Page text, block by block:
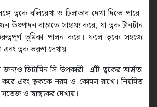
ত্বকে বলিরেখা ও ঢিলাভাব দেখা দিতে পারে।
উৎপাদন বাড়াতে সাহায্য করে, যা ত্বক টানটান
ভূমিকা পালন করে। ফলে ত্বকে সহজে
এবং ত্বক তরুণ দেখায়।
জন্যও ভিটামিন সি উপকারী। এটি ত্বকের আর্দ্রতা
করে এবং ত্বককে নরম ও কোমল রাখে। নিয়মিত
ও স্বাস্থ্যকর দেখায়।